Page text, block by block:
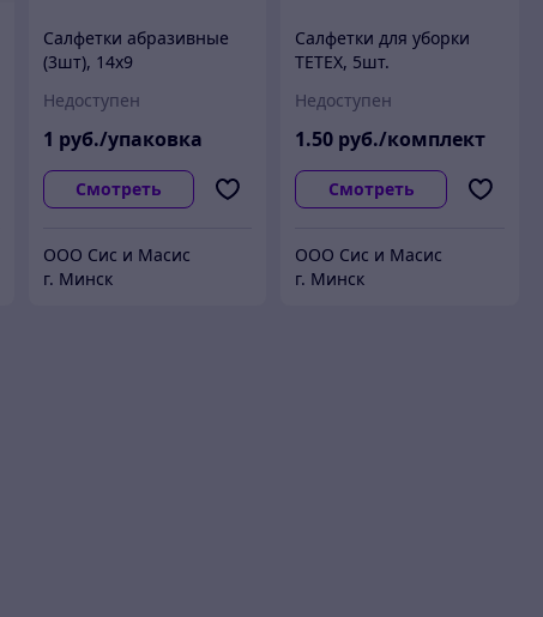
Салфетки абразивные
(3шт), 14х9
Недоступен
1 руб./упаковка
Смотреть
ООО Сис и Масис
г. Минск
Салфетки для уборки
TETEX, 5шт.
Недоступен
1.50 руб./комплект
Смотреть
ООО Сис и Масис
г. Минск